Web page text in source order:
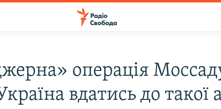
операція
вдатись до такої